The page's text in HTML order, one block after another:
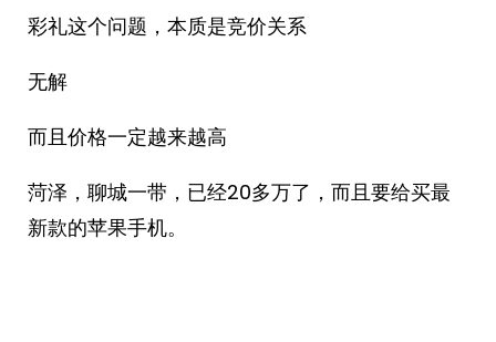
彩礼这个问题，本质是竞价关系
无解
而且价格一定越来越高
菏泽，聊城一带，已经20多万了，而且要给买最
新款的苹果手机。